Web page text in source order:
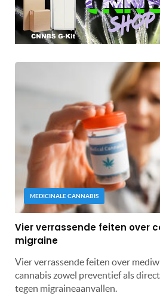
MEDICINALE CANNABIS
Vier verrassende feiten over
migraine
Vier verrassende feiten over
cannabis zowel preventief als
tegen migraineaanvallen.